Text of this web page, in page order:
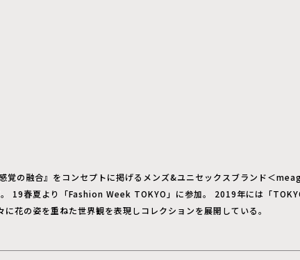
覚の融合』をコンセプトに掲げるメンズ&ユニセックスブランド＜
19春夏より「Fashion Week TOKYO」に参加。 2019年には「
花の姿を重ねた世界観を表現しコレクションを展開している。